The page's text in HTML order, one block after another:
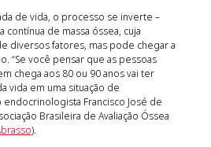
de vida, o processo se inverte –
contínua de massa óssea, cuja
diversos fatores, mas pode chegar a
“Se você pensar que as pessoas
chega aos 80 ou 90 anos vai ter
vida em uma situação de
endocrinologista Francisco José de
Brasileira de Avaliação Óssea
).